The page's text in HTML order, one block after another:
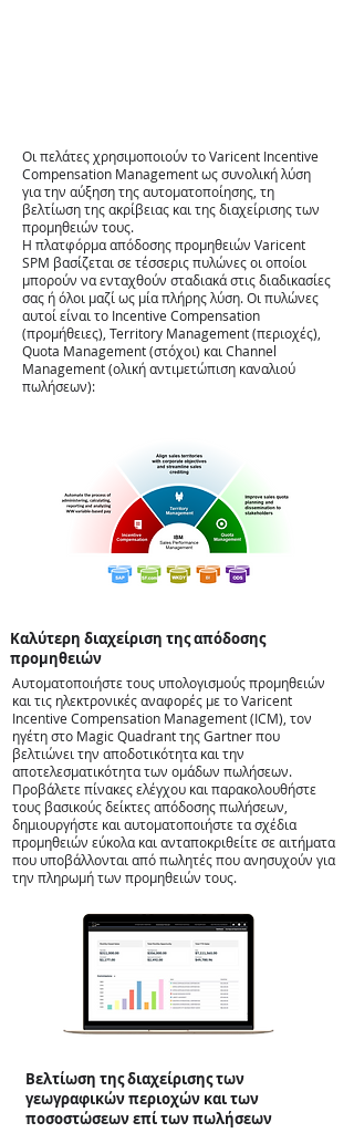
Οι πελάτες χρησιμοποιούν τοVaricent Incentive
Compensation Management ως συνολική λύση
για την αύξηση της αυτοματοποίησης, τη
βελτίωση της ακρίβειας και της διαχείρισης των
προμηθειών τους.
Η πλατφόρμα απόδοσης προμηθειών Varicent
SPM βασίζεται σε τέσσερις πυλώνες οι οποίοι
μπορούν να ενταχθούν σταδιακά στις διαδικασίες
σας ή όλοι μαζί ως μία πλήρης λύση. Οι πυλώνες
αυτοί είναι το Incentive Compensation
(προμήθειες), Territory Management (περιοχές),
Quota Management (στόχοι) και Channel
Management (ολική αντιμετώπιση καναλιού
πωλήσεων):
Καλύτερη διαχείριση της απόδοσης
προμηθειών
Αυτοματοποιήστε τους υπολογισμούς προμηθειών
και τις ηλεκτρονικές αναφορές με τοVaricent
Incentive Compensation Management (ICM), τον
ηγέτη στο Magic Quadrant της Gartner που
βελτιώνει την αποδοτικότητα και την
αποτελεσματικότητα των ομάδων πωλήσεων.
Προβάλετε πίνακες ελέγχου και παρακολουθήστε
τους βασικούς δείκτες απόδοσης πωλήσεων,
δημιουργήστε και αυτοματοποιήστε τα σχέδια
προμηθειών εύκολα και ανταποκριθείτε σε αιτήματα
που υποβάλλονται από πωλητές που ανησυχούν για
την πληρωμή των προμηθειών τους.
Βελτίωση της διαχείρισης των
γεωγραφικών περιοχών και των
ποσοστώσεων επί των πωλήσεων